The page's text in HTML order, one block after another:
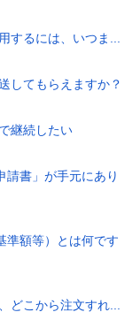
するには、いつま...
してもらえますか？
継続したい
請書」が手元にあり
準額等）とは何です
どこから注文すれ...